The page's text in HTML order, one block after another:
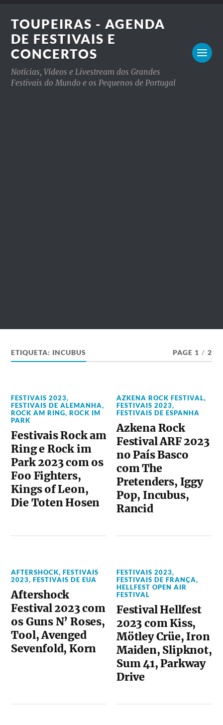
TOUPEIRAS - AGENDA
DE FESTIVAIS E
CONCERTOS
Notícias, Vídeos e Livestream dos Grandes
Festivais do Mundo e os Pequenos de Portugal
ETIQUETA: INCUBUS PAGE 1 / 2
FESTIVAIS 2023,
FESTIVAIS DE ALEMANHA,
ROCK AM RING,ROCK IM
PARK
Festivais Rock am
Ring e Rock im
Park 2023 com os
Foo Fighters,
Kings of Leon,
Die Toten Hosen
AZKENA ROCK FESTIVAL,
FESTIVAIS 2023,
FESTIVAIS DE ESPANHA
Azkena Rock
Festival ARF 2023
no País Basco
com The
Pretenders, Iggy
Pop, Incubus,
Rancid
AFTERSHOCK,FESTIVAIS
2023,FESTIVAIS DE EUA
Aftershock
Festival 2023 com
os Guns N’ Roses,
Tool, Avenged
Sevenfold, Korn
FESTIVAIS 2023,
FESTIVAIS DE FRANÇA,
HELLFEST OPEN AIR
FESTIVAL
Festival Hellfest
2023 com Kiss,
Mötley Crüe, Iron
Maiden, Slipknot,
Sum 41, Parkway
Drive